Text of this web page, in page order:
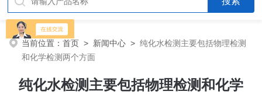
当前位置：首页 > 新闻中心 >纯化水检测主要包括物理检测
和化学检测两个方面
纯化水检测主要包括物理检测和化学